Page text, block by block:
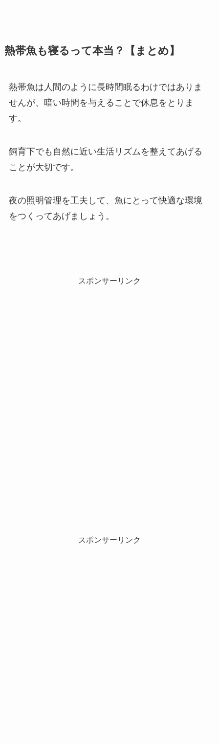
熱帯魚も寝るって本当？【まとめ】
熱帯魚は人間のように長時間眠るわけではありま
せんが、暗い時間を与えることで休息をとりま
す。
飼育下でも自然に近い生活リズムを整えてあげる
ことが大切です。
夜の照明管理を工夫して、魚にとって快適な環境
をつくってあげましょう。
スポンサーリンク
スポンサーリンク